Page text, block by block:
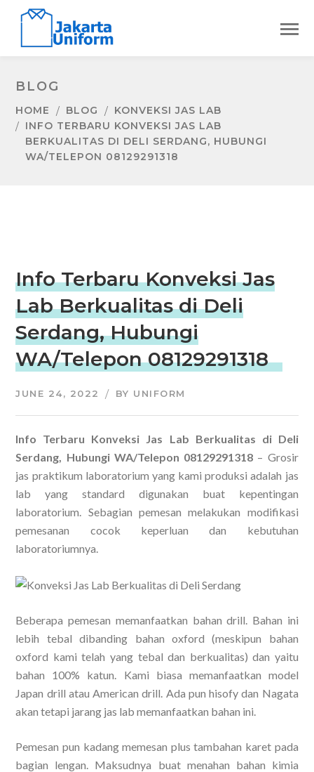
BLOG
HOME BLOG
KONVEKSI JAS LAB
INFO TERBARU KONVEKSI JAS LAB
BERKUALITAS DI DELI SERDANG, HUBUNGI
WA/TELEPON 08129291318
Info Terbaru Konveksi Jas
Lab Berkualitas di Deli
Serdang, Hubungi
WA/Telepon 08129291318
JUNE 24, 2022 BY UNIFORM
Info Terbaru Konveksi Jas Lab Berkualitas di Deli
Serdang, Hubungi WA/Telepon 08129291318 – Grosir
jas praktikum laboratorium yang kami produksi adalah jas
lab yang standard digunakan buat kepentingan
laboratorium. Sebagian pemesan melakukan modifikasi
pemesanan cocok keperluan dan kebutuhan
laboratoriumnya.
Beberapa pemesan memanfaatkan bahan drill. Bahan ini
lebih tebal dibanding bahan oxford (meskipun bahan
oxford kami telah yang tebal dan berkualitas) dan yaitu
bahan 100% katun. Kami biasa memanfaatkan model
Japan drill atau American drill. Ada pun hisofy dan Nagata
akan tetapi jarang jas lab memanfaatkan bahan ini.
Pemesan pun kadang memesan plus tambahan karet pada
bagian lengan. Maksudnya buat menahan bahan kimia